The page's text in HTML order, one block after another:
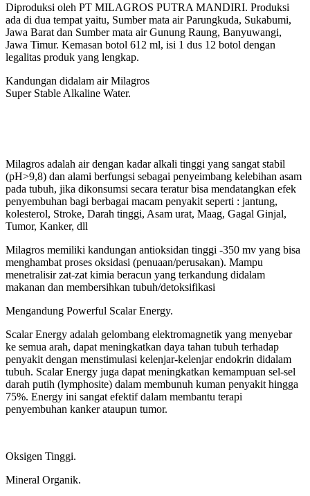
Diproduksi oleh PT MILAGROS PUTRA MANDIRI. Produksi
ada di dua tempat yaitu, Sumber mata air Parungkuda, Sukabumi,
Jawa Barat dan Sumber mata air Gunung Raung, Banyuwangi,
Jawa Timur. Kemasan botol 612 ml, isi 1 dus 12 botol dengan
legalitas produk yang lengkap.
Kandungan didalam air Milagros
Super Stable Alkaline Water.
Milagros adalah air dengan kadar alkali tinggi yang sangat stabil
(pH>9,8) dan alami berfungsi sebagai penyeimbang kelebihan asam
pada tubuh, jika dikonsumsi secara teratur bisa mendatangkan efek
penyembuhan bagi berbagai macam penyakit seperti : jantung,
kolesterol, Stroke, Darah tinggi, Asam urat, Maag, Gagal Ginjal,
Tumor, Kanker, dll
Milagros memiliki kandungan antioksidan tinggi -350 mv yang bisa
menghambat proses oksidasi (penuaan/perusakan). Mampu
menetralisir zat-zat kimia beracun yang terkandung didalam
makanan dan membersihkan tubuh/detoksifikasi
Mengandung Powerful Scalar Energy.
Scalar Energy adalah gelombang elektromagnetik yang menyebar
ke semua arah, dapat meningkatkan daya tahan tubuh terhadap
penyakit dengan menstimulasi kelenjar-kelenjar endokrin didalam
tubuh. Scalar Energy juga dapat meningkatkan kemampuan sel-sel
darah putih (lymphosite) dalam membunuh kuman penyakit hingga
75%. Energy ini sangat efektif dalam membantu terapi
penyembuhan kanker ataupun tumor.
Oksigen Tinggi.
Mineral Organik.